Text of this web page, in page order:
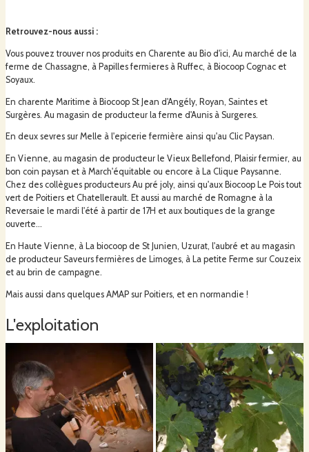
Retrouvez-nous aussi :
Vous pouvez trouver nos produits en Charente au Bio d'ici, Au marché de la
ferme de Chassagne, à Papilles fermieres à Ruffec, à Biocoop Cognac et
Soyaux.
En charente Maritime à Biocoop St Jean d'Angély, Royan, Saintes et
Surgères. Au magasin de producteur la ferme d'Aunis à Surgeres.
En deux sevres sur Melle à l'epicerie fermière ainsi qu'au Clic Paysan.
En Vienne, au magasin de producteur le Vieux Bellefond, Plaisir fermier, au
bon coin paysan et à March'équitable ou encore à La Clique Paysanne.
Chez des collègues producteurs Au pré joly, ainsi qu'aux Biocoop Le Pois tout
vert de Poitiers et Chatellerault. Et aussi au marché de Romagne à la
Reversaie le mardi l'été à partir de 17H et aux boutiques de la grange
ouverte...
En Haute Vienne, à La biocoop de St Junien, Uzurat, l'aubré et au magasin
de producteur Saveurs fermières de Limoges, à La petite Ferme sur Couzeix
et au brin de campagne.
Mais aussi dans quelques AMAP sur Poitiers, et en normandie !
L'exploitation